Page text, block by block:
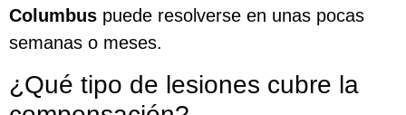
Columbus puede resolverse en unas pocas
semanas o meses.
¿Qué tipo de lesiones cubre la